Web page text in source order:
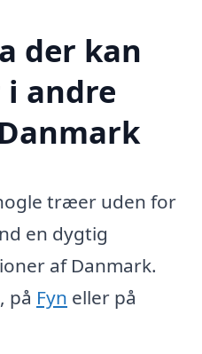
der kan
andre
træer uden for
en dygtig
af Danmark.
, på Fyn eller på